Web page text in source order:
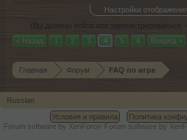
Настройки
(Вы должны войти или
< Назад
1 2 3 4 5 6 Вперёд >
Главная Форум FAQ по игре
Russian
Условия и правила
Политика
Forum software by XenForo ® Forum software by